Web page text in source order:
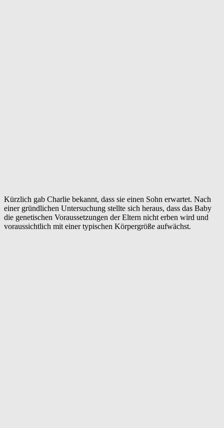
Kürzlich gab Charlie bekannt, dass sie einen Sohn erwartet. Nach
einer gründlichen Untersuchung stellte sich heraus, dass das Baby
die genetischen Voraussetzungen der Eltern nicht erben wird und
voraussichtlich mit einer typischen Körpergröße aufwächst.